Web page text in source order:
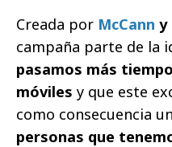
Creada por McCann y
campaña parte de la
pasamos más
móviles y que este
como consecuencia
personas que